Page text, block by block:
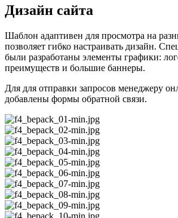
Дизайн сайта
Шаблон адаптивен для просмотра на
позволяет гибко настраивать дизайн.
были разработаны элементы графики:
преимуществ и большие баннеры.
Для для отправки запросов менеджеру
добавлены формы обратной связи.